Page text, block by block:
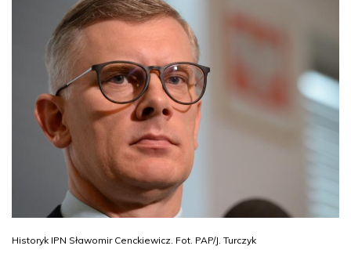
Historyk IPN Sławomir Cenckiewicz. Fot. PAP/J. Turczyk